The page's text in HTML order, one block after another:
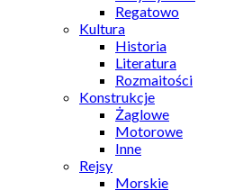
Regatowo
Kultura
Historia
Literatura
Rozmaitości
Konstrukcje
Żaglowe
Motorowe
Inne
Rejsy
Morskie